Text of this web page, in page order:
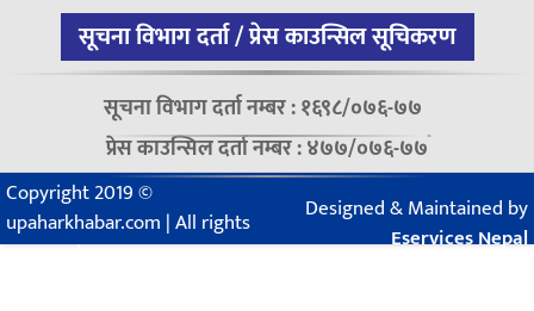
सूचना विभाग दर्ता / प्रेस काउन्सिल सूचिकरण
सूचना विभाग दर्ता नम्बर : १६९८/०७६-७७
प्रेस काउन्सिल दर्ता नम्बर : ४७७/०७६-७७
Copyright 2019 ©
upaharkhabar.com | All rights
reserved.
Designed & Maintained by
Eservices Nepal